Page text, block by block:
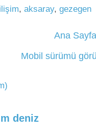
, aksaray, gezegen
Ana
Mobil sürümü
deniz